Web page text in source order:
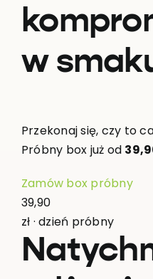
w
Przekonaj się, czy to
Próbny box już od
Zamów box próbny
39,90
zł · dzień próbny